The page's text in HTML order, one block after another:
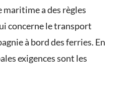
maritime a des règles
concerne le transport
à bord des ferries. En
exigences sont les